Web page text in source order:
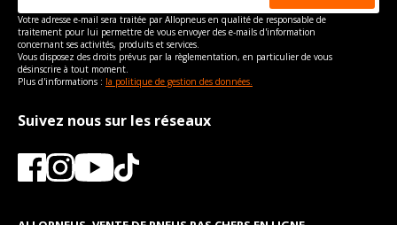
Votre adresse e-mail sera traitée par Allopneus en qualité de responsable de
traitement pour lui permettre de vous envoyer des e-mails d'information
concernant ses activités, produits et services.
Vous disposez des droits prévus par la règlementation, en particulier de vous
désinscrire à tout moment.
Plus d'informations : la politique de gestion des données.
Suivez nous sur les réseaux